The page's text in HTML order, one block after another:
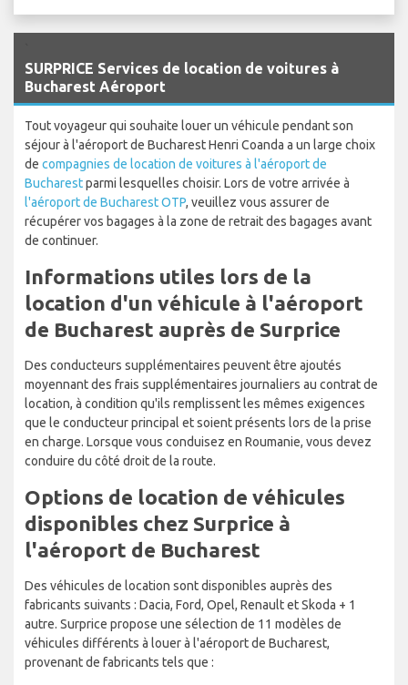
SURPRICE Services de location de voitures à
Bucharest Aéroport
Tout voyageur qui souhaite louer un véhicule pendant son
séjour à l'aéroport de Bucharest Henri Coanda a un large choix
de compagnies de location de voitures à l'aéroport de
Bucharestparmi lesquelles choisir. Lors de votre arrivée à
l'aéroport de Bucharest OTP, veuillez vous assurer de
récupérer vos bagages à la zone de retrait des bagages avant
de continuer.
Informations utiles lors de la
location d'un véhicule à l'aéroport
de Bucharest auprès de Surprice
Des conducteurs supplémentaires peuvent être ajoutés
moyennant des frais supplémentaires journaliers au contrat de
location, à condition qu'ils remplissent les mêmes exigences
que le conducteur principal et soient présents lors de la prise
en charge. Lorsque vous conduisez en Roumanie, vous devez
conduire du côté droit de la route.
Options de location de véhicules
disponibles chez Surprice à
l'aéroport de Bucharest
Des véhicules de location sont disponibles auprès des
fabricants suivants : Dacia, Ford, Opel, Renault et Skoda + 1
autre. Surprice propose une sélection de 11 modèles de
véhicules différents à louer à l'aéroport de Bucharest,
provenant de fabricants tels que :